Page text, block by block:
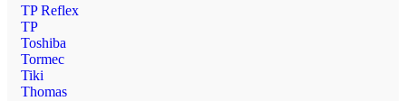
TP Reflex
TP
Toshiba
Tormec
Tiki
Thomas